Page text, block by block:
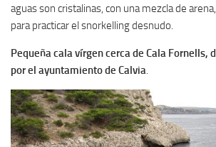
aguas son cristalinas, con una mezcla de
para practicar el snorkelling desnudo.
Pequeña cala vírgen cerca de Cala Fornells,
por el ayuntamiento de Calvia